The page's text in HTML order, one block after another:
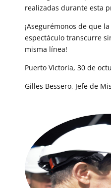
realizadas durante esta
¡Asegurémonos de que
espectáculo transcurre
misma línea!
Puerto Victoria, 30 de
Gilles Bessero, Jefe de